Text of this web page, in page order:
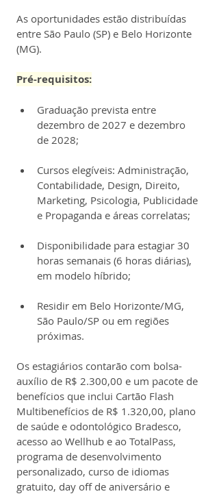
As oportunidades estão distribuídas
entre São Paulo (SP) e Belo Horizonte
(MG).
Pré-requisitos:
Graduação prevista entre
dezembro de 2027 e dezembro
de 2028;
Cursos elegíveis: Administração,
Contabilidade, Design, Direito,
Marketing, Psicologia, Publicidade
e Propaganda e áreas correlatas;
Disponibilidade para estagiar 30
horas semanais (6 horas diárias),
em modelo híbrido;
Residir em Belo Horizonte/MG,
São Paulo/SP ou em regiões
próximas.
Os estagiários contarão com bolsa-
auxílio de R$ 2.300,00 e um pacote de
benefícios que inclui Cartão Flash
Multibenefícios de R$ 1.320,00, plano
de saúde e odontológico Bradesco,
acesso ao Wellhub e ao TotalPass,
programa de desenvolvimento
personalizado, curso de idiomas
gratuito, day off de aniversário e